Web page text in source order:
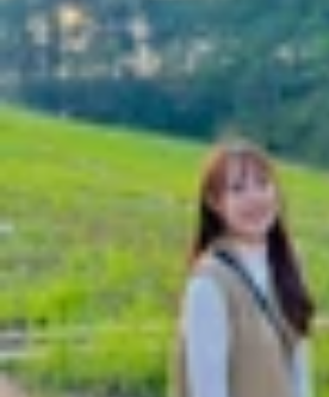
hàng - Sự kiện
So sánh iPhone 17 Pro
Pro Max chi tiết: Nên
nào?
Thùy Nguyễn
Ngày đăng:
09/04/2025
Cập nhật:
09/04/2025
Theo dõi XTMobile trên